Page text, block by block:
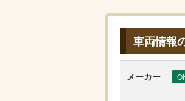
車両情報
メーカー